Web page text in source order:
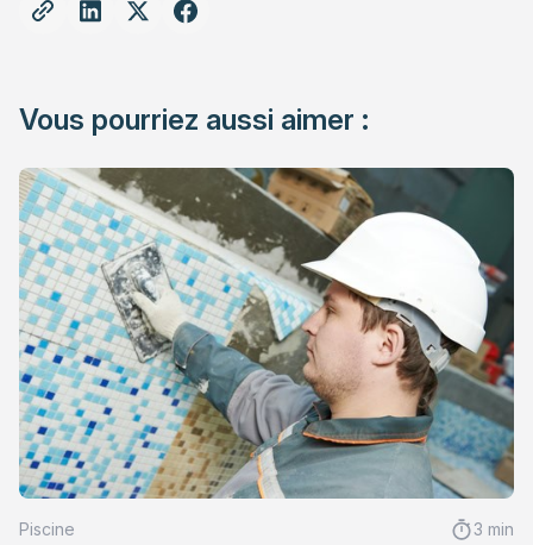
Vous pourriez aussi aimer :
Piscine 3 min